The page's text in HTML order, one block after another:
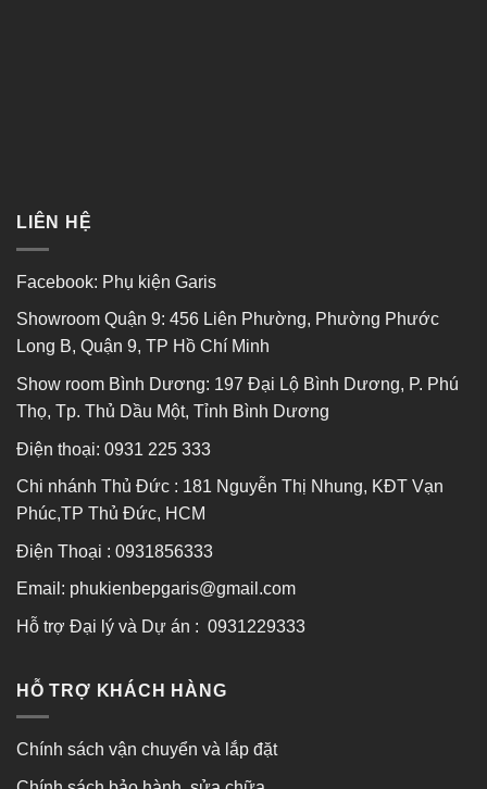
LIÊN HỆ
Facebook: Phụ kiện Garis
Showroom Quận 9: 456 Liên Phường, Phường Phước
Long B, Quận 9, TP Hồ Chí Minh
Show room Bình Dương: 197 Đại Lộ Bình Dương, P. Phú
Thọ, Tp. Thủ Dầu Một, Tỉnh Bình Dương
Điện thoại: 0931 225 333
Chi nhánh Thủ Đức : 181 Nguyễn Thị Nhung, KĐT Vạn
Phúc,TP Thủ Đức, HCM
Điện Thoại : 0931856333
Email: phukienbepgaris@gmail.com
Hỗ trợ Đại lý và Dự án : 0931229333
HỖ TRỢ KHÁCH HÀNG
Chính sách vận chuyển và lắp đặt